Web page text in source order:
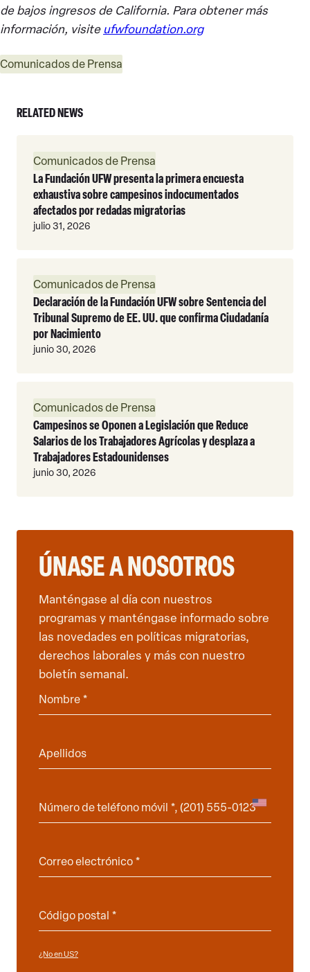
de bajos ingresos de California. Para obtener más
información, visite ufwfoundation.org
Comunicados de Prensa
RELATED NEWS
MásComunicados de Prensa
La Fundación UFW presenta la primera encuesta
exhaustiva sobre campesinos indocumentados
afectados por redadas migratorias
julio 31, 2026
MásComunicados de Prensa
Declaración de la Fundación UFW sobre Sentencia del
Tribunal Supremo de EE. UU. que confirma Ciudadanía
por Nacimiento
junio 30, 2026
MásComunicados de Prensa
Campesinos se Oponen a Legislación que Reduce
Salarios de los Trabajadores Agrícolas y desplaza a
Trabajadores Estadounidenses
junio 30, 2026
ÚNASE A NOSOTROS
Manténgase al día con nuestros
programas y manténgase informado sobre
las novedades en políticas migratorias,
derechos laborales y más con nuestro
boletín semanal.
¿No enUS?